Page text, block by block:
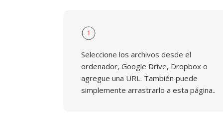
1
Seleccione los archivos desde el
ordenador, Google Drive, Dropbox o
agregue una URL. También puede
simplemente arrastrarlo a esta página..